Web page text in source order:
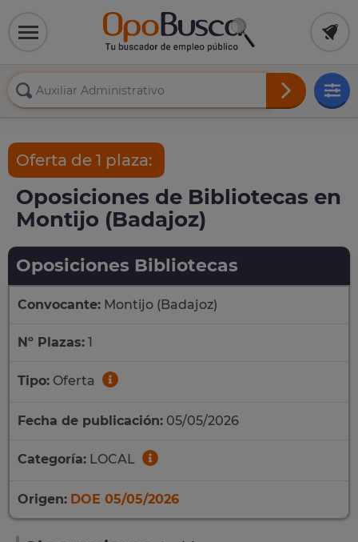
Oferta de 1 plaza:
Oposiciones de Bibliotecas en
Montijo (Badajoz)
Oposiciones Bibliotecas
Convocante: Montijo (Badajoz)
Nº Plazas: 1
Tipo: Oferta
Fecha de publicación: 05/05/2026
Categoría: LOCAL
Origen: DOE 05/05/2026